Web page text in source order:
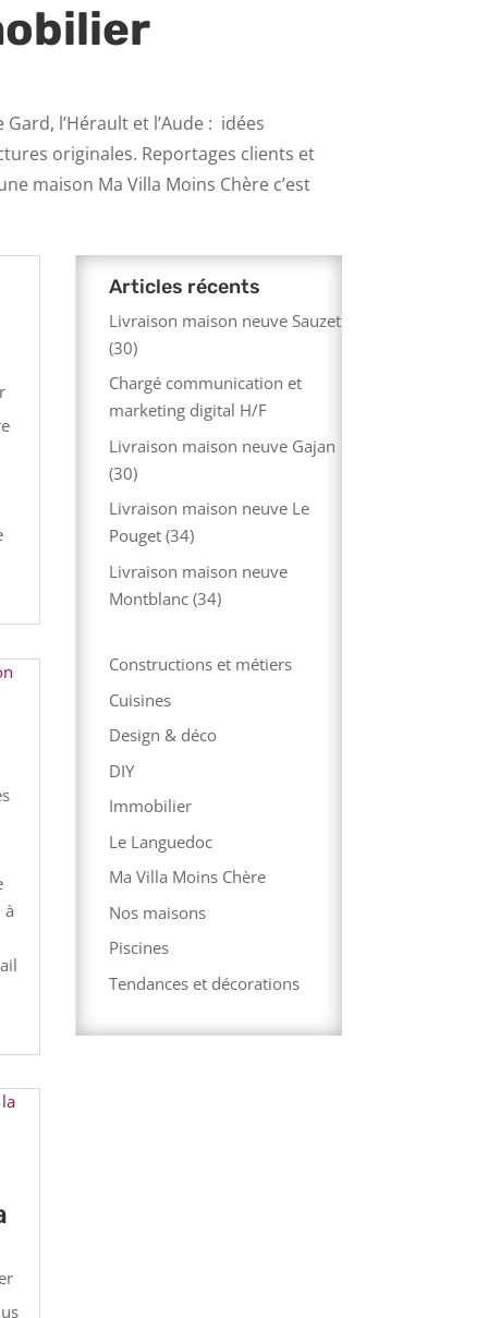
l’Hérault et l’Aude : idées
originales. Reportages clients et
maison Ma Villa Moins Chère c’est
à
Articles récents
Livraison maison neuve Sauzet
(30)
Chargé communication et
marketing digital H/F
Livraison maison neuve Gajan
(30)
Livraison maison neuve Le
Pouget (34)
Livraison maison neuve
Montblanc (34)
Constructions et métiers
Cuisines
Design & déco
DIY
Immobilier
Le Languedoc
Ma Villa Moins Chère
Nos maisons
Piscines
Tendances et décorations